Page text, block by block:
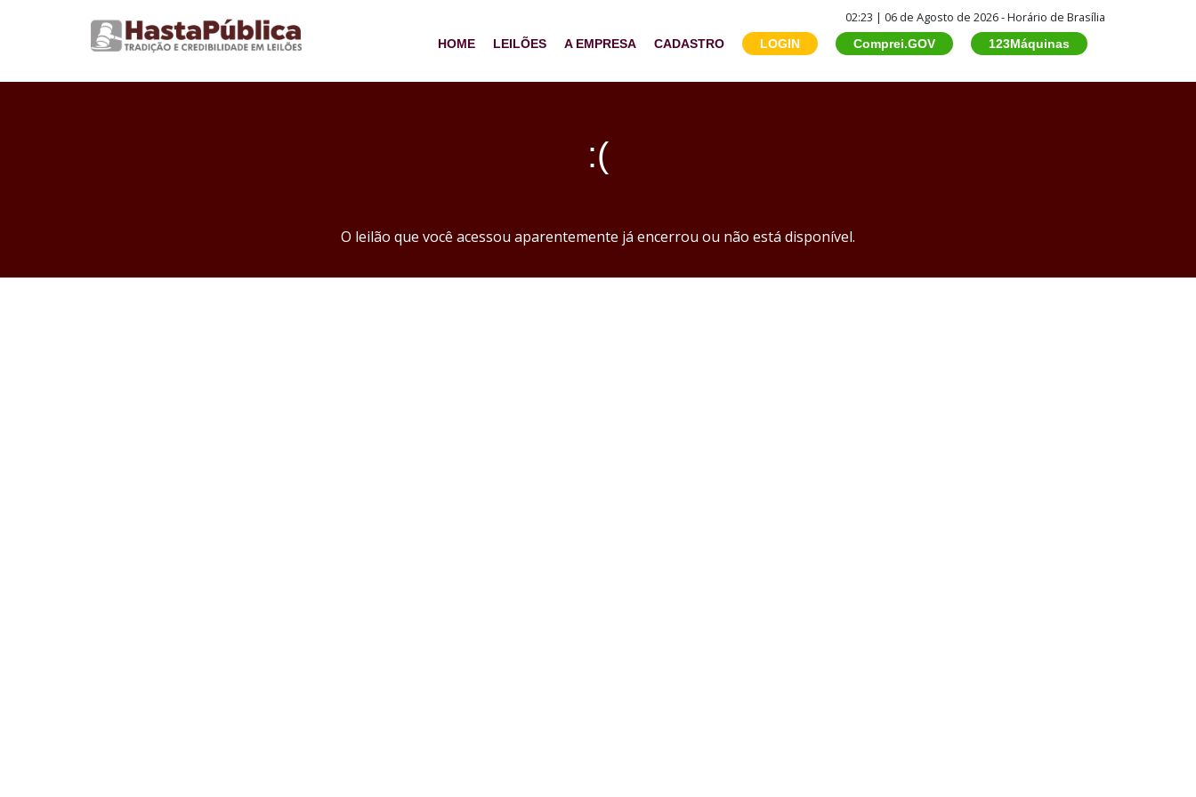
02:23 | 06 de Agosto de 2026 - Horário de Brasília
HOME LEILÕES A EMPRESA CADASTRO LOGIN Comprei.GOV 123Máquinas
:(
O leilão que você acessou aparentemente já encerrou ou não está disponível.